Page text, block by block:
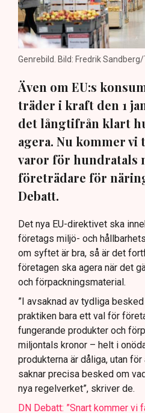
Genrebild. Bild: Fredrik
Även om EU:s
träder i kraft den 1
det långtifrån klart
agera. Nu kommer vi
varor för hundratals
företrädare för
Debatt.
Det nya EU-direktivet ska
företags miljö- och
om syftet är bra, så är det
företagen ska agera när det
och förpackningsmaterial.
”I avsaknad av tydliga
praktiken bara ett val för
fungerande produkter och
miljontals kronor – helt i
produkterna är dåliga, utan
saknar precisa besked om
nya regelverket”, skriver de.
DN Debatt: ”Snart kommer vi